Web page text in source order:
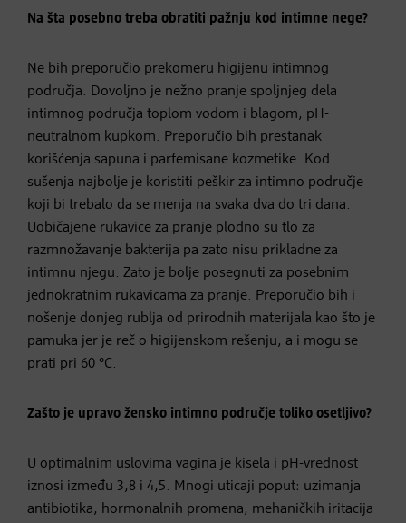
Na šta posebno treba obratiti pažnju kod intimne nege?
Ne bih preporučio prekomeru higijenu intimnog
područja. Dovoljno je nežno pranje spoljnjeg dela
intimnog područja toplom vodom i blagom, pH-
neutralnom kupkom. Preporučio bih prestanak
korišćenja sapuna i parfemisane kozmetike. Kod
sušenja najbolje je koristiti peškir za intimno područje
koji bi trebalo da se menja na svaka dva do tri dana.
Uobičajene rukavice za pranje plodno su tlo za
razmnožavanje bakterija pa zato nisu prikladne za
intimnu njegu. Zato je bolje posegnuti za posebnim
jednokratnim rukavicama za pranje. Preporučio bih i
nošenje donjeg rublja od prirodnih materijala kao što je
pamuka jer je reč o higijenskom rešenju, a i mogu se
prati pri 60 °C.
Zašto je upravo žensko intimno područje toliko osetljivo?
U optimalnim uslovima vagina je kisela i pH-vrednost
iznosi između 3,8 i 4,5. Mnogi uticaji poput: uzimanja
antibiotika, hormonalnih promena, mehaničkih iritacija